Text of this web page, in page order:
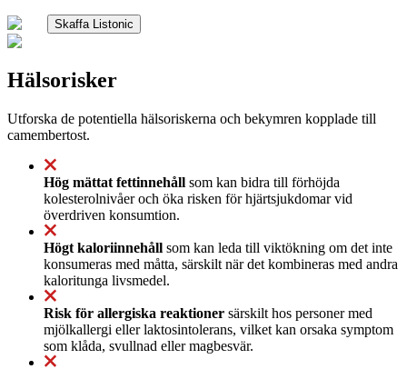
Skaffa Listonic
Hälsorisker
Utforska de potentiella hälsoriskerna och bekymren kopplade till
camembertost.
Hög mättat fettinnehåll som kan bidra till förhöjda
kolesterolnivåer och öka risken för hjärtsjukdomar vid
överdriven konsumtion.
Högt kaloriinnehåll som kan leda till viktökning om det inte
konsumeras med måtta, särskilt när det kombineras med andra
kaloritunga livsmedel.
Risk för allergiska reaktioner särskilt hos personer med
mjölkallergi eller laktosintolerans, vilket kan orsaka symptom
som klåda, svullnad eller magbesvär.